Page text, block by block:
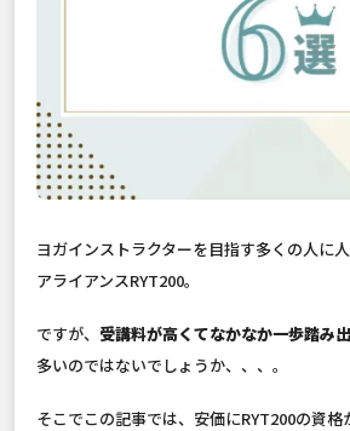
ヨガインストラクターを目指す多くの人に
アライアンスRYT200。
ですが、 受講料が高くてなかなか一歩踏み
多いのではないでしょうか、、、。
そこでこの記事では、安価にRYT200の資